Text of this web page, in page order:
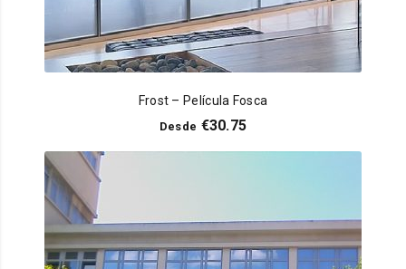
Frost – Película Fosca
Desde €30.75